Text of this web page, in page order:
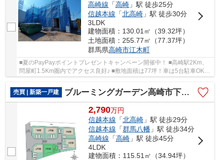
高崎線 「高崎」駅 徒歩25分
信越本線 「北高崎」駅 徒歩30分
3LDK
建物面積：130.01㎡（39.32坪）
土地面積：255.77㎡（77.37坪）
群馬県高崎市江木町
■夏のPayPayポイントプレゼントキャンペーン開催中！ ■高崎駅2Km、
問屋町1.5Km圏内でアクセス良好♪ ■敷地面積は77坪！車は5台駐車OK！
売買 | 新築一戸建
ブルーミングガーデン高崎市下豊岡町ー⑤
2,790万円
信越本線 「北高崎」駅 徒歩29分
信越本線 「群馬八幡」駅 徒歩34分
高崎線 「高崎」駅 徒歩45分
4LDK
建物面積：115.51㎡（34.94坪）